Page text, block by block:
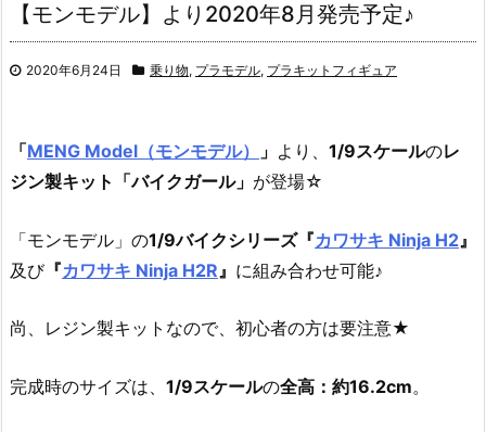
【モンモデル】より2020年8月発売予定♪
2020年6月24日 乗り物, プラモデル, プラキットフィギュア
「MENG Model（モンモデル） 」 より、 1/9スケールのレ
ジン製キット「バイクガール」 が登場☆
「モンモデル」の1/9バイクシリーズ『カワサキ Ninja H2 』
及び『カワサキ Ninja H2R 』 に組み合わせ可能♪
尚、レジン製キットなので、初心者の方は要注意★
完成時のサイズは、 1/9スケールの全高：約16.2cm。